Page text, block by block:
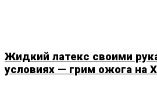
Жидкий латекс своими
условиях — грим ожога на